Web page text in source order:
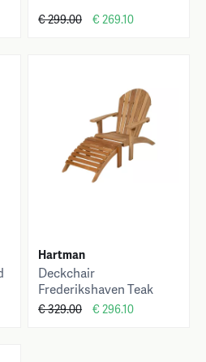
€ 299.00 € 269.10
Hartman
Deckchair
Frederikshaven Teak
€ 329.00 € 296.10